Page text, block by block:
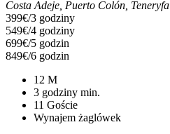
Costa Adeje, Puerto Colón, Teneryfa
399€/3 godziny
549€/4 godziny
699€/5 godzin
849€/6 godzin
12 M
3 godziny min.
11 Goście
Wynajem żaglówek